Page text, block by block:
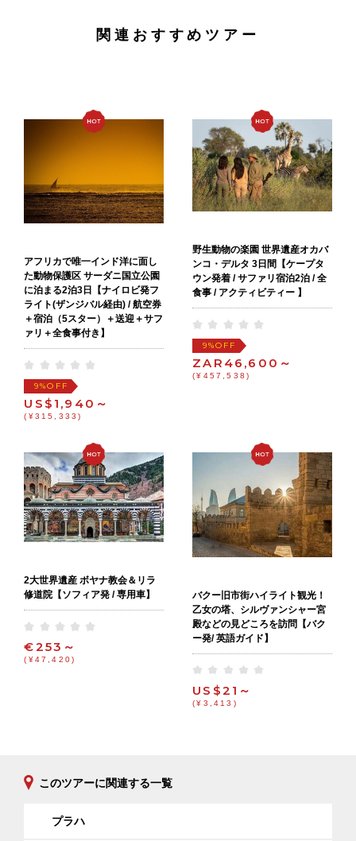
関連おすすめツアー
アフリカで唯一インド洋に面し
た動物保護区 サーダニ国立公園
に泊まる2泊3日【ナイロビ発フ
ライト(ザンジバル経由) / 航空券
＋宿泊（5スター）＋送迎＋サフ
ァリ＋全食事付き】
9%OFF
US$1,940～
(¥315,333)
野生動物の楽園 世界遺産オカバ
ンコ・デルタ 3日間【ケープタ
ウン発着 / サファリ宿泊2泊 / 全
食事 / アクティビティー 】
9%OFF
ZAR46,600～
(¥457,538)
2大世界遺産 ボヤナ教会＆リラ
修道院【ソフィア発 / 専用車】
€253～
(¥47,420)
バクー旧市街ハイライト観光！
乙女の塔、シルヴァンシャー宮
殿などの見どころを訪問【バク
ー発/ 英語ガイド】
US$21～
(¥3,413)
このツアーに関連する一覧
プラハ